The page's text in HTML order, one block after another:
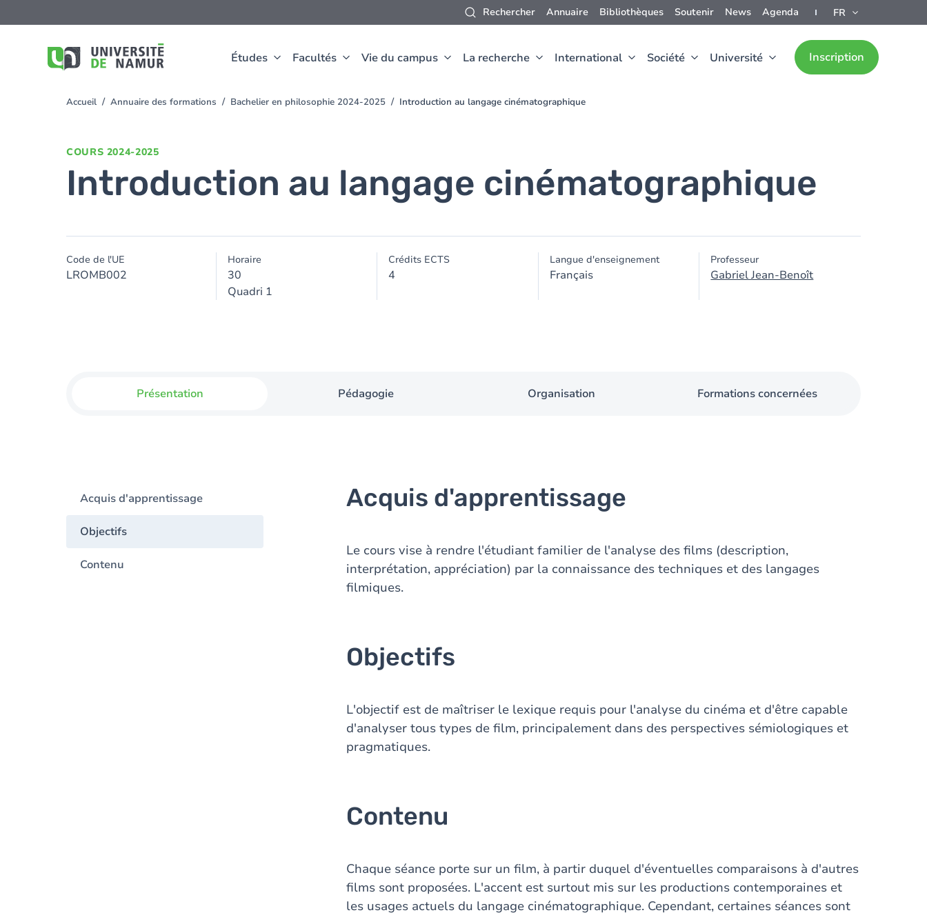
Rechercher Annuaire Bibliothèques Soutenir News Agenda FR
Études Facultés Vie du campus La recherche International Société Université Inscription
au
You
Accueil Annuaire des formations Bachelier en philosophie 2024-2025 Introduction au langage cinématographique
COURS 2024-2025
Introduction au langage cinématographique
Code de l'UE
LROMB002
Horaire
30
Quadri 1
Crédits ECTS
4
Langue d'enseignement
Français
Professeur
Gabriel Jean-Benoît
Présentation Pédagogie Organisation Formations concernées
Acquis d'apprentissage
Objectifs
Contenu
Acquis d'apprentissage
Le cours vise à rendre l'étudiant familier de l'analyse des films (description,
interprétation, appréciation) par la connaissance des techniques et des langages
filmiques.
Objectifs
L'objectif est de maîtriser le lexique requis pour l'analyse du cinéma et d'être capable
d'analyser tous types de film, principalement dans des perspectives sémiologiques et
pragmatiques.
Contenu
Chaque séance porte sur un film, à partir duquel d'éventuelles comparaisons à d'autres
films sont proposées. L'accent est surtout mis sur les productions contemporaines et
les usages actuels du langage cinématographique. Cependant, certaines séances sont